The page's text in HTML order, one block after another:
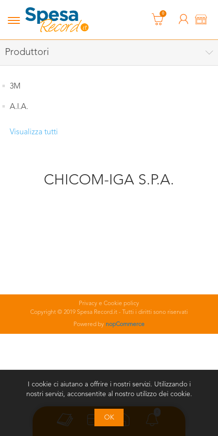
0
Produttori
3M
A.I.A.
Visualizza tutti
CHICOM-IGA S.P.A.
Privacy e Cookie policy
Copyright © 2019 Spesa Record.it - Tutti i diritti sono riservati
Powered by nopCommerce
I cookie ci aiutano a offrire i nostri servizi. Utilizzando i
nostri servizi, acconsentite al nostro utilizzo dei cookie.
OK